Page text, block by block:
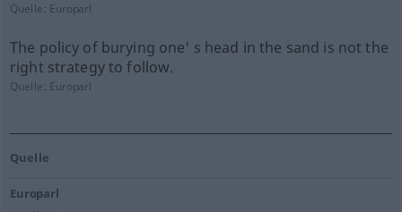
Quelle: Europarl
The policy of burying one' s head in the sand is not the
right strategy to follow.
Quelle: Europarl
Quelle
Europarl